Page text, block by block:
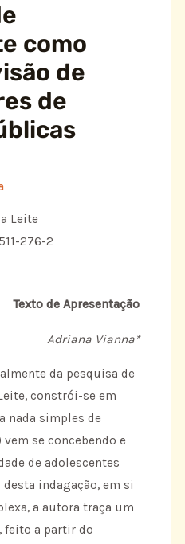
como
de
de
Leite
276-2
Texto de Apresentação
Adriana Vianna*
da pesquisa de
constrói-se em
nada simples de
se concebendo e
de adolescentes
indagação, em si
a autora traça um
feito a partir do